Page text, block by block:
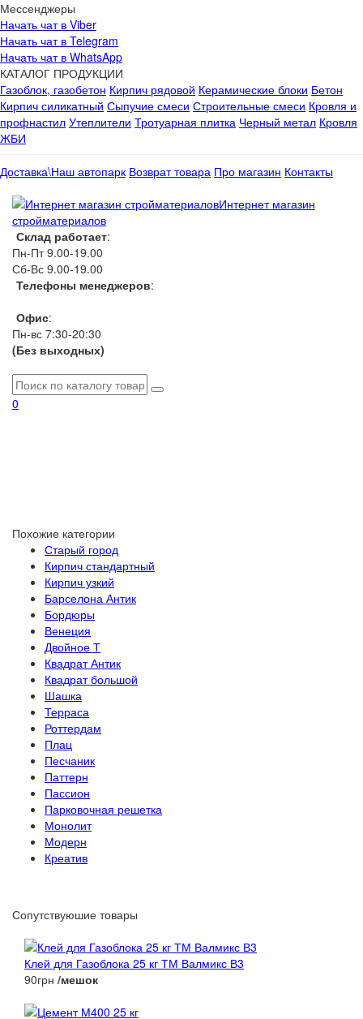
Мессенджеры
Начать чат в Viber
Начать чат в Telegram
Начать чат в WhatsApp
КАТАЛОГ ПРОДУКЦИИ
Газоблок, газобетон Кирпич рядовой Керамические блоки Бетон
Кирпич силикатный Сыпучие смеси Строительные смеси Кровля и
профнастил Утеплители Тротуарная плитка Черный метал Кровля
ЖБИ
Доставка\Наш автопарк Возврат товара Про магазин Контакты
Интернет магазин
стройматериалов
Склад работает:
Пн-Пт 9.00-19.00
Сб-Вс 9.00-19.00
Телефоны менеджеров:
Офис:
Пн-вс 7:30-20:30
(Без выходных)
0
Похожие категории
Старый город
Кирпич стандартный
Кирпич узкий
Барселона Антик
Бордюры
Венеция
Двойное Т
Квадрат Антик
Квадрат большой
Шашка
Терраса
Роттердам
Плац
Песчаник
Паттерн
Пассион
Парковочная решетка
Монолит
Модерн
Креатив
Сопутствуюшие товары
Клей для Газоблока 25 кг ТМ Валмикс В3
90грн /мешок